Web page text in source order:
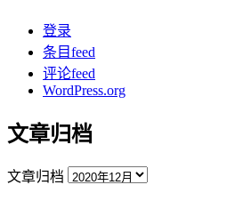
登录
条目feed
评论feed
WordPress.org
文章归档
文章归档